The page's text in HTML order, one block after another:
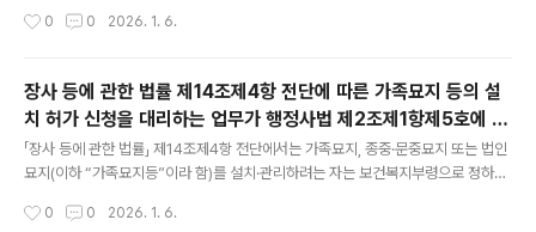
함) 제52조제1항에서는 중소벤처기업부장관은 지역의 혁신창업 생태계 활성화를
규정하고 있고, 같은 조제4항의 위임에 따라 마련된 같은 법 시행령 제27조제1항에
서는 중소벤처기업부장관은 기술창업 활성화, 중소·벤처기업의 기술혁신 역량 강화
등을 목적으로 설립된 비영리법인(제3호)(이하 “창조경제혁신센터”라 함(중소기업
창업법 제27조제4항의 위임에 따라 마련된 「지역창업전담기관의 지정 ..
0 0 2026. 1. 6.
장사 등에 관한 법률 제14조제4항 전단에 따른 가족묘지 등의 설
치 허가 신청을 대리하는 업무가 행정사법 제2조제1항제5호에 따
른 행정사의 업무에 해당하는지 여부 [법제처 25-0951]
「장사 등에 관한 법률」 제14조제4항 전단에서는 가족묘지, 종중·문중묘지 또는 법인
묘지(이하 “가족묘지등”이라 함)를 설치·관리하려는 자는 보건복지부령으로 정하는
청장을 말하며(「장사 등에 관한 법률」 제8조제1항 참조), 이하 같음)의 허가를 받아야
0 0 2026. 1. 6.